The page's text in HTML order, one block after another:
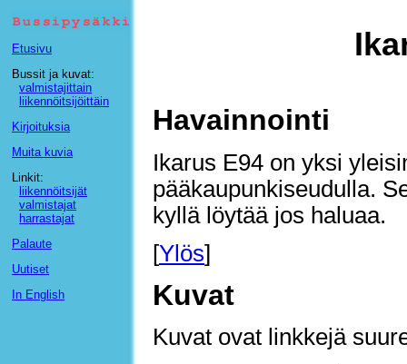
Etusivu
Bussit ja kuvat:
valmistajittain
liikennöitsijöittäin
Kirjoituksia
Muita kuvia
Linkit:
liikennöitsijät
valmistajat
harrastajat
Palaute
Uutiset
In English
Havainnointi
Ikarus E94 on yksi
pääkaupunkiseudulla.
kyllä löytää jos haluaa.
[Ylös]
Kuvat
Kuvat ovat linkkejä